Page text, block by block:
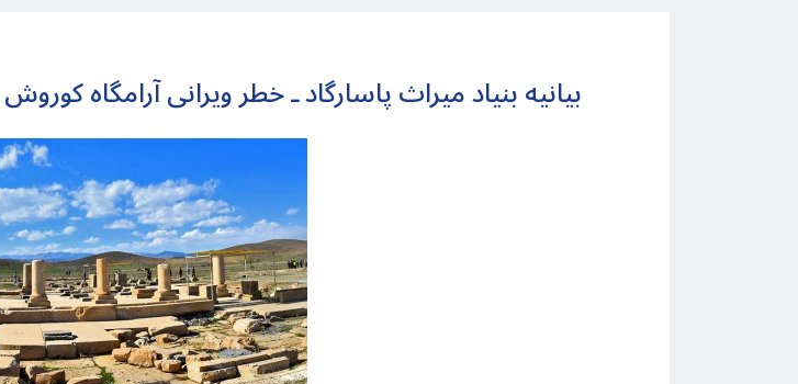
بیانیه بنیاد میراث پاسارگاد ـ خطر ویرانی آرامگاه